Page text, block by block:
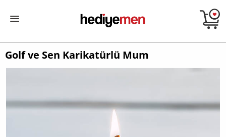
Golf ve Sen Karikatürlü Mum